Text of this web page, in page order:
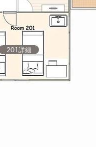
201詳細